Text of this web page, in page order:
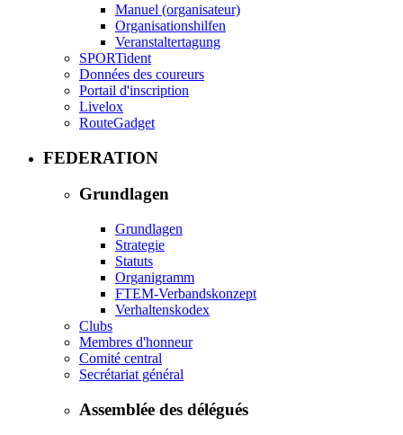
Manuel (organisateur)
Organisationshilfen
Veranstaltertagung
SPORTident
Données des coureurs
Portail d'inscription
Livelox
RouteGadget
FEDERATION
Grundlagen
Grundlagen
Strategie
Statuts
Organigramm
FTEM-Verbandskonzept
Verhaltenskodex
Clubs
Membres d'honneur
Comité central
Secrétariat général
Assemblée des délégués